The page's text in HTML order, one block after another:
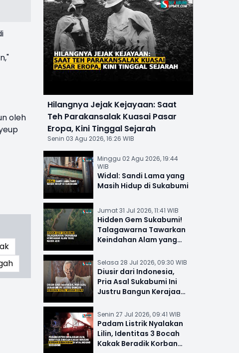
oleh
Hilangnya Jejak Kejayaan: Saat
Teh Parakansalak Kuasai Pasar
Eropa, Kini Tinggal Sejarah
Senin 03 Agu 2026, 16:26 WIB
Minggu 02 Agu 2026, 19:44
WIB
Widal: Sandi Lama yang
Masih Hidup di Sukabumi
Jumat 31 Jul 2026, 11:41 WIB
Hidden Gem Sukabumi!
Talagawarna Tawarkan
Keindahan Alam yang
Selasa 28 Jul 2026, 09:30 WIB
Diusir dari Indonesia,
Pria Asal Sukabumi Ini
Justru Bangun Kerajaan
Senin 27 Jul 2026, 09:41 WIB
Padam Listrik Nyalakan
Lilin, Identitas 3 Bocah
Kakak Beradik Korban